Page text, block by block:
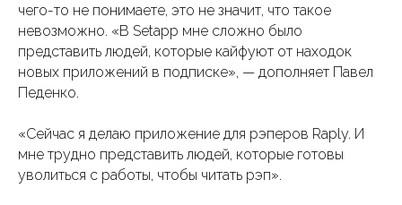
чего-то не понимаете, это не значит, что такое
невозможно. «В Setapp мне сложно было
представить людей, которые кайфуют от находок
новых приложений в подписке», — дополняет Павел
Педенко.
«Сейчас я делаю приложение для рэперов Raply. И
мне трудно представить людей, которые готовы
уволиться с работы, чтобы читать рэп».